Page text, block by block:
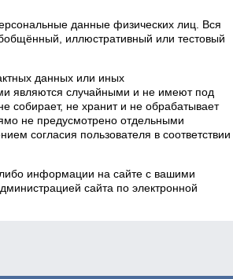
данные физических лиц. Вся
иллюстративный или тестовый
данных или иных
являются случайными и не имеют под
собирает, не хранит и не обрабатывает
не предусмотрено отдельными
согласия пользователя в соответствии
информации на сайте с вашими
сайта по электронной